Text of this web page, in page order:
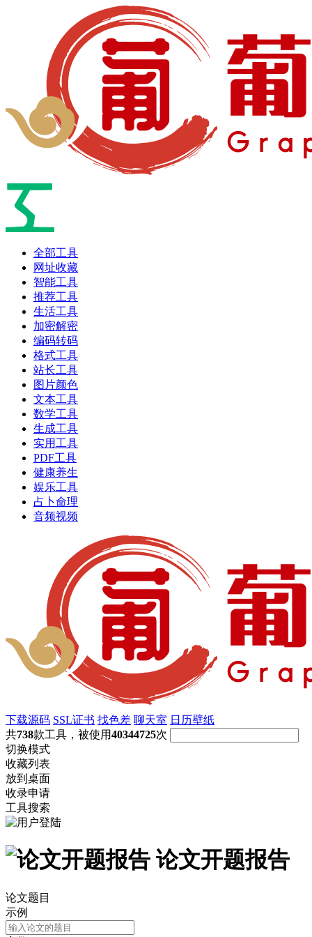
全部工具
网址收藏
智能工具
推荐工具
生活工具
加密解密
编码转码
格式工具
站长工具
图片颜色
文本工具
数学工具
生成工具
实用工具
PDF工具
健康养生
娱乐工具
占卜命理
音频视频
下载源码 SSL证书 找色差 聊天室 日历壁纸
共738款工具，被使用40344725次
切换模式
收藏列表
放到桌面
收录申请
工具搜索
论文开题报告
论文题目
示例